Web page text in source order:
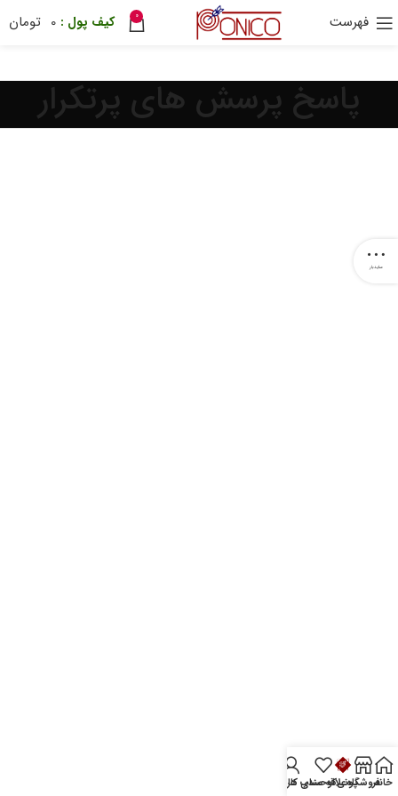
فهرست 0
0 تومان
پاسخ پرسش های پرتکرار
30 هزار تومان
ترب پی
سایدبار
خانهفروشگاهپونی‌کو
علاقه مندی ها
حساب کاربری من